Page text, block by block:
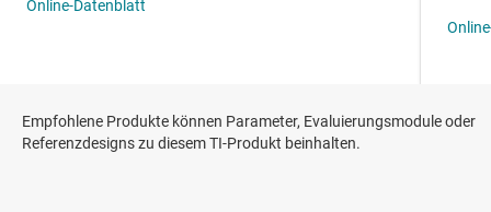
Empfohlene Produkte können Parameter, Evaluierungsmodule oder
Referenzdesigns zu diesem TI-Produkt beinhalten.